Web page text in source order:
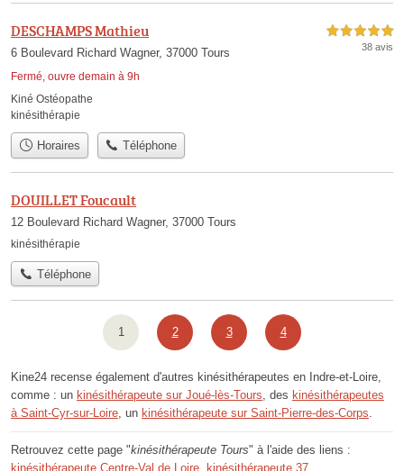
DESCHAMPS Mathieu
6 Boulevard Richard Wagner, 37000 Tours
Fermé, ouvre demain à 9h
5,0 étoiles sur 5
38 avis
Kiné Ostéopathe
kinésithérapie
Horaires Téléphone
DOUILLET Foucault
12 Boulevard Richard Wagner, 37000 Tours
kinésithérapie
Téléphone
1 2 3 4
Kine24 recense également d'autres kinésithérapeutes en Indre-et-Loire,
comme : un kinésithérapeute sur Joué-lès-Tours , des kinésithérapeutes
à Saint-Cyr-sur-Loire , un kinésithérapeute sur Saint-Pierre-des-Corps
Retrouvez cette page "kinésithérapeute Tours" à l'aide des liens :
kinésithérapeute Centre-Val de Loire
kinésithérapeute 37